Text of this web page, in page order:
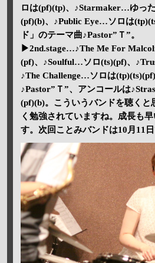
ロは(pf)(tp)、♪Starmaker…ゆっ
(pf)(b)、♪Public Eye…ソロは
ド」のテーマ曲♪Pastor”Ｔ”。
▶2nd.stage…♪The Me For
(pf)、♪Soulful…ソロ(ts)(pf)、
♪The Challenge…ソロは
♪Pastor”Ｔ”、アンコールは
(pf)(b)。こういうバンドを聴くと
く勉強されていますね。成長も
す。次回ことみバンドは10月11日